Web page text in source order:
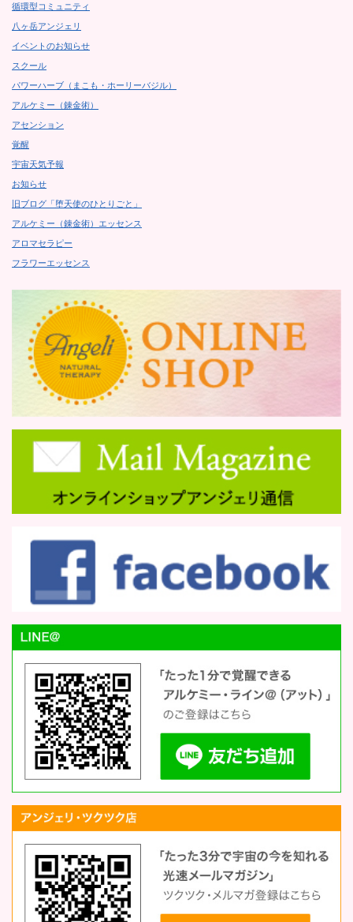
循環型コミュニティ
八ヶ岳アンジェリ
イベントのお知らせ
スクール
パワーハーブ（まこも・ホーリーバジル）
アルケミー（錬金術）
アセンション
覚醒
宇宙天気予報
お知らせ
旧ブログ「堕天使のひとりごと」
アルケミー（錬金術）エッセンス
アロマセラピー
フラワーエッセンス